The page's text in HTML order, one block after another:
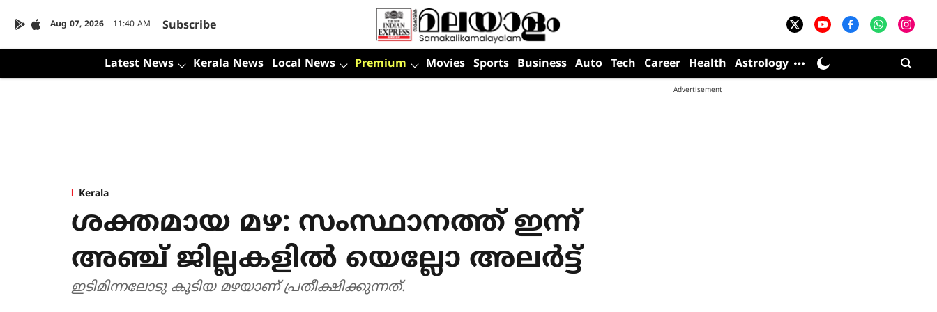
Aug 07, 2026 11:40 AM Subscribe
Latest News Kerala News Local News Premium Movies Sports Business Auto Tech Career Health Astrology
Advertisement
Kerala
ശക്തമായ മഴ: സംസ്ഥാനത്ത് ഇന്ന്
അഞ്ച് ജില്ലകളില്‍ യെല്ലോ അലര്‍ട്ട്
ഇടിമിന്നലോടു കൂടിയ മഴയാണ് പ്രതീക്ഷിക്കുന്നത്.